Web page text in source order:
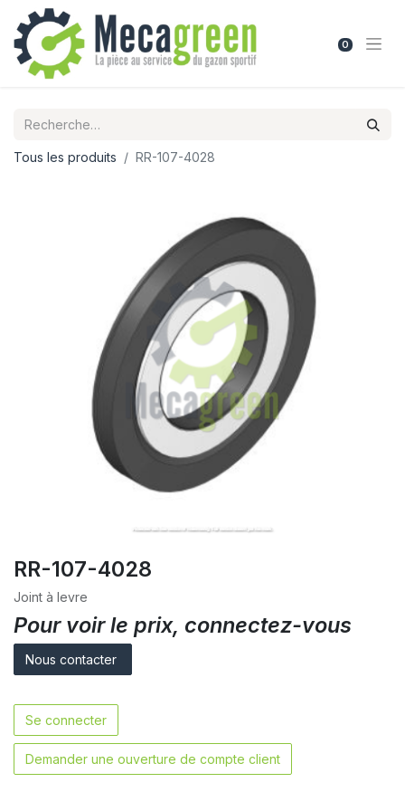
0
Tous les produits RR-107-4028
RR-107-4028
Joint à levre
Pour voir le prix, connectez-vous
Nous contacter
Se connecter
Demander une ouverture de compte client